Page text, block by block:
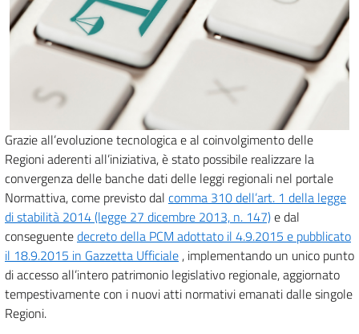
Grazie all’evoluzione tecnologica e al coinvolgimento delle
Regioni aderenti all’iniziativa, è stato possibile realizzare la
convergenza delle banche dati delle leggi regionali nel portale
Normattiva, come previsto dal comma 310 dell’art. 1 della legge
di stabilità 2014 (legge 27 dicembre 2013, n. 147)e dal
conseguentedecreto della PCM adottato il 4.9.2015 e pubblicato
il 18.9.2015 in Gazzetta Ufficiale , implementando un unico punto
di accesso all’intero patrimonio legislativo regionale, aggiornato
tempestivamente con i nuovi atti normativi emanati dalle singole
Regioni.